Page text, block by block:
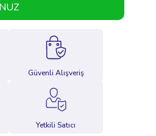
Güvenli Alışveriş
Yetkili Satıcı